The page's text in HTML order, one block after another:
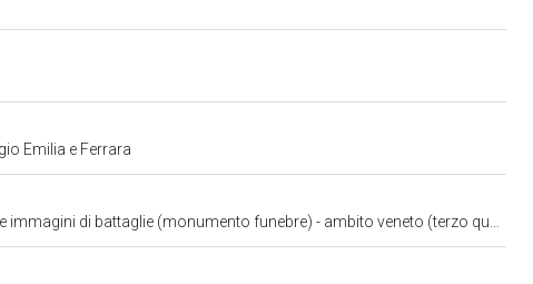
Emilia e Ferrara
di battaglie (monumento funebre) - ambito veneto (terzo quarto sec. XVII)